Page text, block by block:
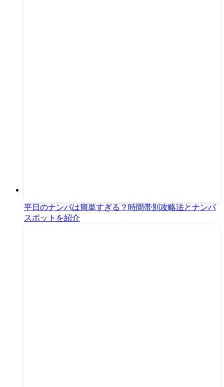
平日のナンパは簡単すぎる？時間帯別攻略法とナンパ
スポットを紹介